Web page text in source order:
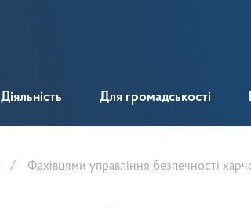
Діяльність Для громадськості
Фахівцями управління безпечності харчових продуктів та ветеринарної медицини, державного нагляду за дотриманням санітарного законодавства Вишгородського району Головного управління